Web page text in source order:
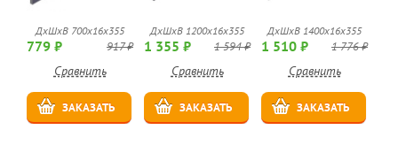
ДхШхВ 700х16х355
779 ₽ 917 ₽
Сравнить
ЗАКАЗАТЬ
ДхШхВ 1200х16х355
1 355 ₽ 1 594 ₽
Сравнить
ЗАКАЗАТЬ
ДхШхВ 1400х16х355
1 510 ₽ 1 776 ₽
Сравнить
ЗАКАЗАТЬ